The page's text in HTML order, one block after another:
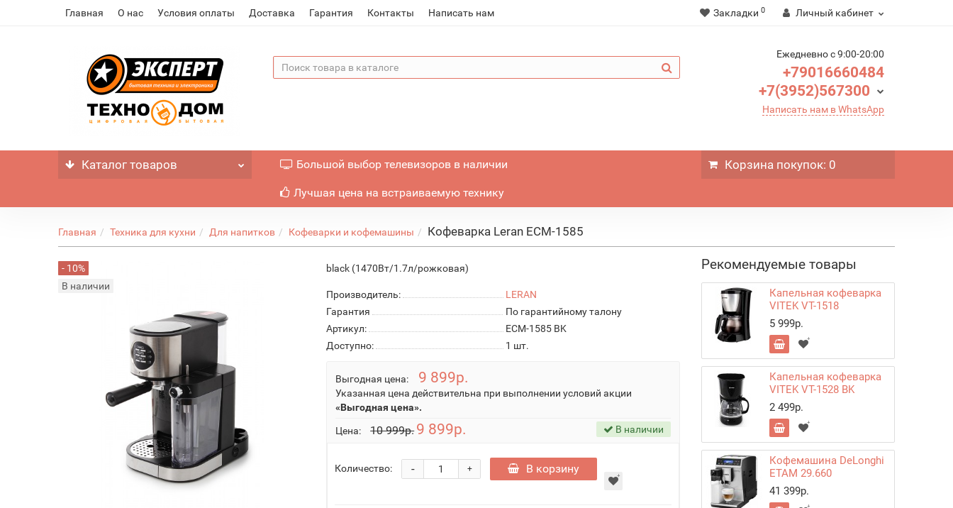
Главная О нас Условия оплаты Доставка Гарантия Контакты Написать нам Закладки 0 Личный кабинет
Ежедневно c 9:00-20:00
+79016660484
+7(3952)567300
Написать нам в WhatsApp
Каталог товаров Большой выбор телевизоров в наличии
Лучшая цена на встраиваемую технику
Корзина покупок: 0
Главная Техника для кухни Для напитков Кофеварки и кофемашины Кофеварка Leran ECM-1585
- 10%
В наличии
black (1470Вт/1.7л/рожковая)
Производитель:
LERAN
Гарантия
По гарантийному талону
Артикул:
ECM-1585 BK
Доступно:
1 шт.
Выгодная цена: 9 899р.
Указанная цена действительна при выполнении условий акции
«Выгодная цена».
Цена: 10 999р. 9 899р. В наличии
Количество: +
- В корзину
Рекомендуемые товары
Капельная кофеварка
VITEK VT-1518
5 999р.
Капельная кофеварка
VITEK VT-1528 BK
2 499р.
Кофемашина DeLonghi
ETAM 29.660
41 399р.